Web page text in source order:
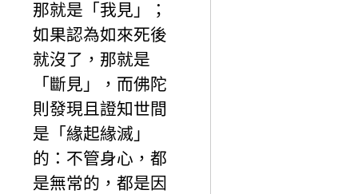
那就是「我見」；
如果認為如來死後
就沒了，那就是
「斷見」，而佛陀
則發現且證知世間
是「緣起緣滅」
的：不管身心，都
是無常的，都是因